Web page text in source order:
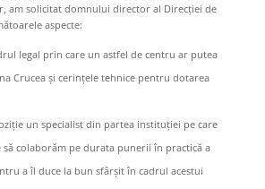
am solicitat domnului director al Direcției de
aspecte:
legal prin care un astfel de centru ar putea
Crucea și cerințele tehnice pentru dotarea
un specialist din partea instituției pe care
să colaborăm pe durata punerii în practică a
a îl duce la bun sfârșit în cadrul acestui